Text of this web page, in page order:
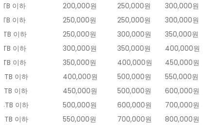
이하
200,000원 250,000원 300,000원
이하
250,000원 250,000원 300,000원
이하
250,000원 300,000원 350,000원
이하
300,000원 350,000원 400,000원
이하
350,000원 400,000원 450,000원
이하
400,000원 500,000원 550,000원
이하
450,000원 500,000원 600,000원
이하
500,000원 600,000원 700,000원
이하
550,000원 700,000원 800,000원